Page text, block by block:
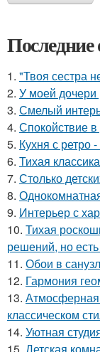
Последние
1. "Твоя сестра
2. У моей дочери
3. Смелый
4. Спокойствие
5. Кухня с ретро
6. Тихая
7. Столько
8.
9. Интерьер с
10. Тихая
решений, но
11. Обои в
12. Гармония
13. Атмосферная
классическом
14. Уютная
15. Детская